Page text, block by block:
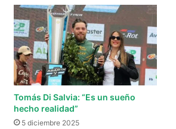
Tomás Di Salvia: “Es un sueño
hecho realidad”
5 diciembre 2025